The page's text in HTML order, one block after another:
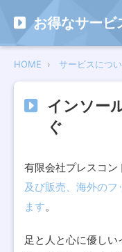
お得なサービ
HOME サービスにつ
インソー
ぐ
有限会社プレスコン
及び販売、海外の
ます。
足と人と心に優し